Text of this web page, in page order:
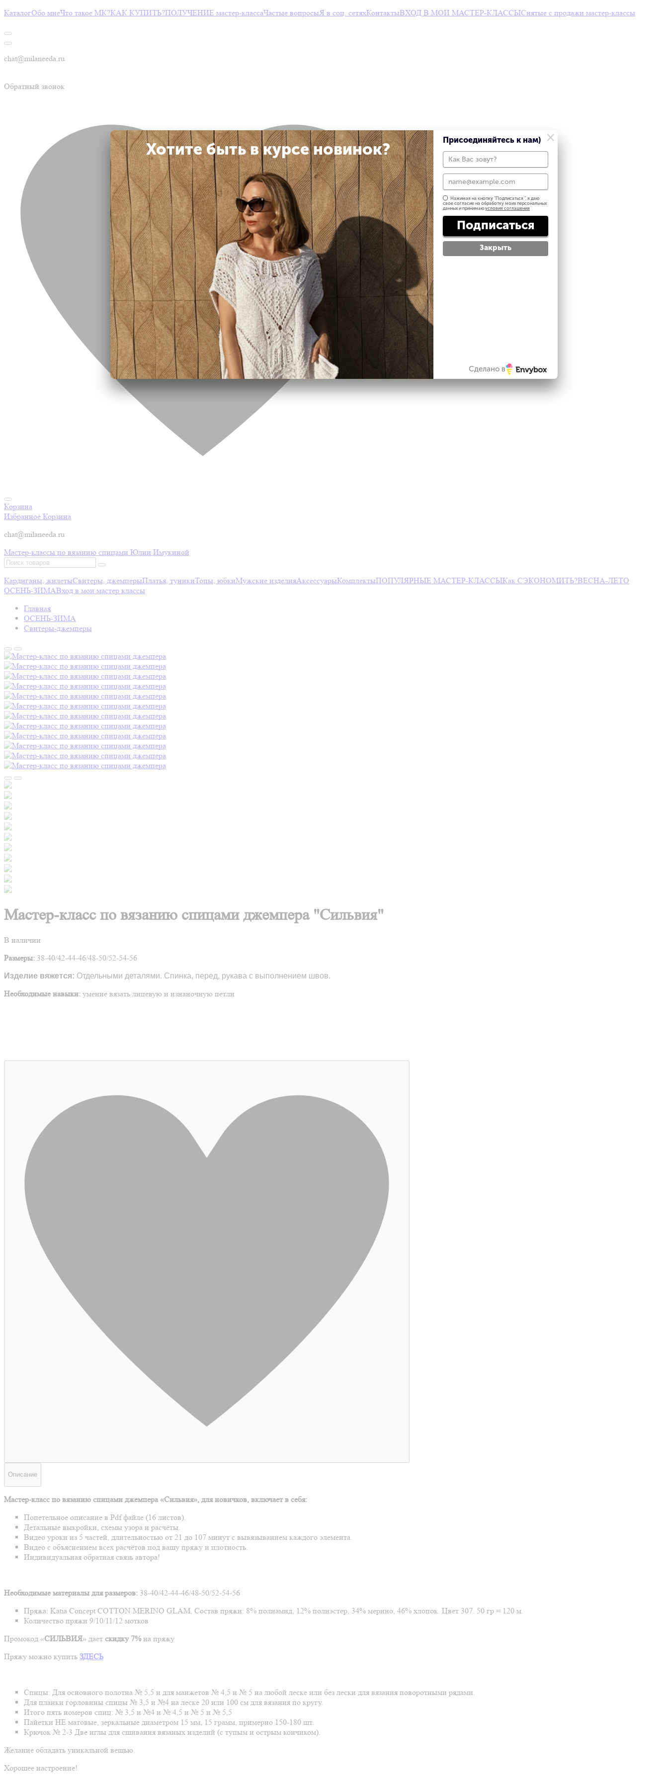
КаталогОбо мнеЧто такое МК?КАК КУПИТЬ?ПОЛУЧЕНИЕ мастер-классаЧастые вопросыЯ в соц. сетяхКонтактыВХОД В МОИ МАСТЕР-КЛАССЫСнятые с продажи мастер-классы
chat@milaneeda.ru
Обратный звонок
Корзина
Избранное Корзина
chat@milaneeda.ru
Мастер-классы по вязанию спицами Юлии Имукиной
Кардиганы, жилетыСвитеры, джемперыПлатья, туникиТопы, юбкиМужские изделияАксессуарыКомплектыПОПУЛЯРНЫЕ МАСТЕР-КЛАССЫКак СЭКОНОМИТЬ?ВЕСНА-ЛЕТО
ОСЕНЬ-ЗИМАВход в мои мастер классы
Главная
ОСЕНЬ-ЗИМА
Свитеры-джемперы
Мастер-класс по вязанию спицами джемпера "Сильвия"
В наличии
Размеры: 38-40/42-44-46/48-50/52-54-56
Изделие вяжется: Отдельными деталями. Спинка, перед, рукава с выполнением швов.
Необходимые навыки: умение вязать лицевую и изнаночную петли
Описание
Мастер-класс по вязанию спицами джемпера «Сильвия», для новичков, включает в себя:
Попетельное описание в Pdf файле (16 листов).
Детальные выкройки, схемы узора и расчёты.
Видео уроки из 5 частей, длительностью от 21 до 107 минут с вывязыванием каждого элемента.
Видео с объяснением всех расчётов под вашу пряжу и плотность.
Индивидуальная обратная связь автора!
Необходимые материалы для размеров: 38-40/42-44-46/48-50/52-54-56
Пряжа: Katia Concept COTTON MERINO GLAM, Состав пряжи: 8% полиамид, 12% полиэстер, 34% мерино, 46% хлопок. Цвет 307. 50 гр = 120 м.
Количество пряжи 9/10/11/12 мотков
Промокод «СИЛЬВИЯ» дает скидку 7%на пряжу
Пряжу можно купить ЗДЕСЬ
Спицы: Для основного полотна № 5,5 и для манжетов № 4,5 и № 5 на любой леске или без лески для вязания поворотными рядами.
Для планки горловины спицы № 3,5 и №4 на леске 20 или 100 см для вязания по кругу.
Итого пять номеров спиц: № 3,5 и №4 и № 4,5 и № 5 и № 5,5
Пайетки НЕ матовые, зеркальные диаметром 15 мм, 15 грамм, примерно 150-180 шт.
Крючок № 2-3 Две иглы для сшивания вязаных изделий (с тупым и острым кончиком).
Желание обладать уникальной вещью.
Хорошее настроение!
Хотите быть в курсе новинок?
×
Присоединяйтесь к нам)
Нажимая на кнопку "Подписаться ", я даю
свое согласие на обработку моих персональных
данных и принимаю условия соглашения
Подписаться
Закрыть
Сделано в